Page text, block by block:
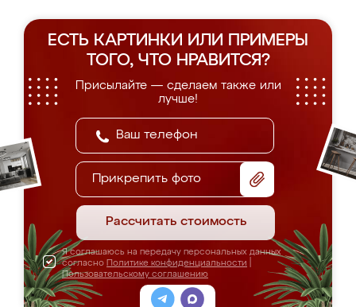
ЕСТЬ КАРТИНКИ ИЛИ ПРИМЕРЫ
ТОГО, ЧТО НРАВИТСЯ?
Присылайте — сделаем также или
лучше!
Прикрепить фото
Рассчитать стоимость
Я соглашаюсь на передачу персональных данных
согласно Политике конфиденциальности
Пользовательскому соглашению